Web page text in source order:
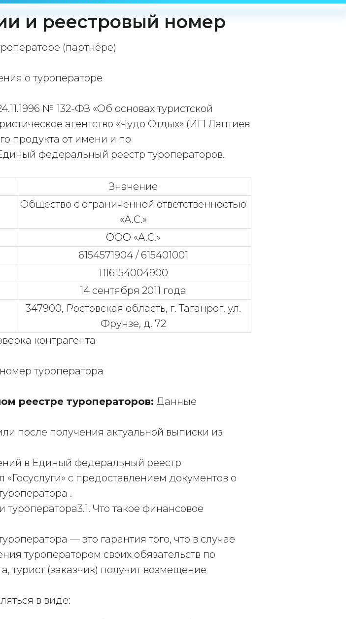
и реестровый номер
(партнёре)
о туроператоре
№ 132-ФЗ «Об основах туристской
агентство «Чудо Отдых» (ИП Лаптиев
продукта от имени и по
федеральный реестр туроператоров.
Значение
Общество с ограниченной ответственностью
«А.С.»
ООО «А.С.»
6154571904 / 615401001
1116154004900
14 сентября 2011 года
347900, Ростовская область, г. Таганрог, ул.
Фрунзе, д. 72
контрагента
туроператора
реестре туроператоров: Данные
после получения актуальной выписки из
в Единый федеральный реестр
с предоставлением документов о
.
Что такое финансовое
— это гарантия того, что в случае
туроператором своих обязательств по
турист (заказчик) получит возмещение
в виде: